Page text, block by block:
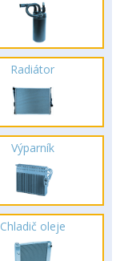
Radiátor
Výparník
Chladič oleje